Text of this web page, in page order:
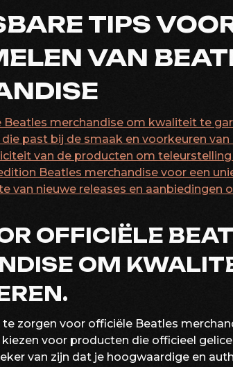
TIPS
VAN
merchandise om kwaliteit te
past bij de smaak en voorkeuren van
van de producten om
Beatles merchandise voor een
van nieuwe releases en aanbiedingen
OFFICIËLE
OM
zorgen voor officiële Beatles
voor producten die officieel
van zijn dat je hoogwaardige en